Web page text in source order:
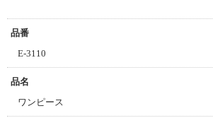
品番
E-3110
品名
ワンピース